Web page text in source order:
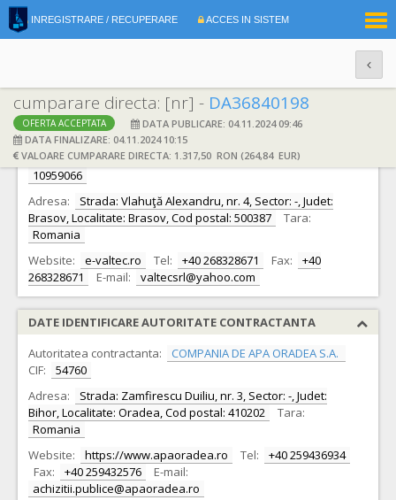
INREGISTRARE / RECUPERARE ACCES IN SISTEM
cumparare directa: [nr] - DA36840198
OFERTA ACCEPTATA
DATA PUBLICARE: 04.11.2024 09:46
DATA FINALIZARE: 04.11.2024 10:15
VALOARE CUMPARARE DIRECTA: 1.317,50 RON (264,84 EUR)
DATE IDENTIFICARE OFERTANT
Ofertant: S.C. VALTEC TRADING S.R.L. S.R.L.
CIF:
10959066
Adresa:
Strada: Vlahuţă Alexandru, nr. 4, Sector: -, Judet:
Brasov, Localitate: Brasov, Cod postal: 500387
Tara:
Romania
Website:
e-valtec.ro Tel: +40 268328671 Fax:
+40
268328671
E-mail: valtecsrl@yahoo.com
DATE IDENTIFICARE AUTORITATE CONTRACTANTA
Autoritatea contractanta:
COMPANIA DE APA ORADEA S.A.
CIF:
54760
Adresa:
Strada: Zamfirescu Duiliu, nr. 3, Sector: -, Judet:
Bihor, Localitate: Oradea, Cod postal: 410202
Tara:
Romania
Website:
https://www.apaoradea.ro Tel:
+40 259436934
Fax:
+40 259432576
E-mail:
achizitii.publice@apaoradea.ro